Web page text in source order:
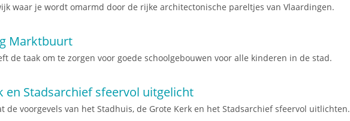
waar je wordt omarmd door de rijke architectonische pareltjes van Vlaardingen.
Marktbuurt
de taak om te zorgen voor goede schoolgebouwen voor alle kinderen in de stad.
en Stadsarchief sfeervol uitgelicht
de voorgevels van het Stadhuis, de Grote Kerk en het Stadsarchief sfeervol uitlichten.